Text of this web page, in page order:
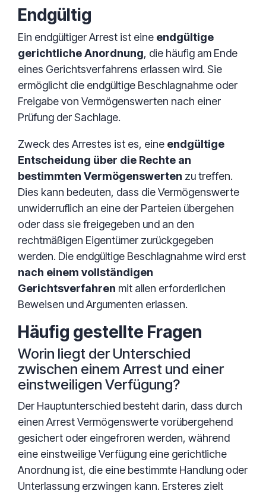
Endgültig
Ein endgültiger Arrest ist eine endgültige
gerichtliche Anordnung, die häufig am Ende
eines Gerichtsverfahrens erlassen wird. Sie
ermöglicht die endgültige Beschlagnahme oder
Freigabe von Vermögenswerten nach einer
Prüfung der Sachlage.
Zweck des Arrestes ist es, eine endgültige
Entscheidung über die Rechte an
bestimmten Vermögenswerten zu treffen.
Dies kann bedeuten, dass die Vermögenswerte
unwiderruflich an eine der Parteien übergehen
oder dass sie freigegeben und an den
rechtmäßigen Eigentümer zurückgegeben
werden. Die endgültige Beschlagnahme wird erst
nach einem vollständigen
Gerichtsverfahren mit allen erforderlichen
Beweisen und Argumenten erlassen.
Häufig gestellte Fragen
Worin liegt der Unterschied
zwischen einem Arrest und einer
einstweiligen Verfügung?
Der Hauptunterschied besteht darin, dass durch
einen Arrest Vermögenswerte vorübergehend
gesichert oder eingefroren werden, während
eine einstweilige Verfügung eine gerichtliche
Anordnung ist, die eine bestimmte Handlung oder
Unterlassung erzwingen kann. Ersteres zielt